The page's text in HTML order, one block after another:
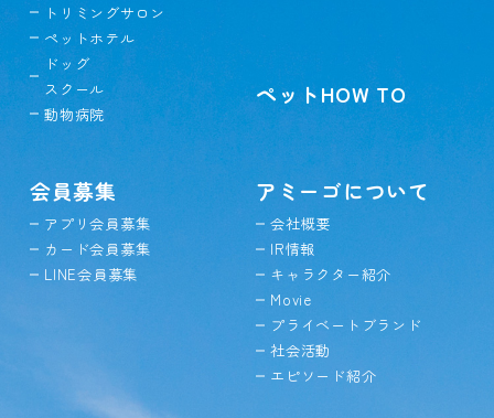
トリミングサロン
ペットホテル
ドッグ
スクール
動物病院
ペットHOW TO
会員募集
アプリ会員募集
カード会員募集
LINE会員募集
アミーゴについて
会社概要
IR情報
キャラクター紹介
Movie
プライベートブランド
社会活動
エピソード紹介